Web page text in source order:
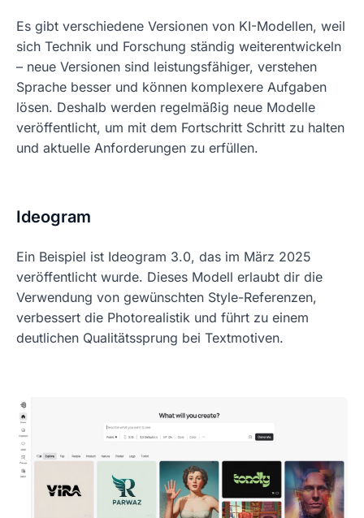
Es gibt verschiedene Versionen von KI-Modellen, weil
sich Technik und Forschung ständig weiterentwickeln
– neue Versionen sind leistungsfähiger, verstehen
Sprache besser und können komplexere Aufgaben
lösen. Deshalb werden regelmäßig neue Modelle
veröffentlicht, um mit dem Fortschritt Schritt zu halten
und aktuelle Anforderungen zu erfüllen.
Ideogram
Ein Beispiel ist Ideogram 3.0, das im März 2025
veröffentlicht wurde. Dieses Modell erlaubt dir die
Verwendung von gewünschten Style-Referenzen,
verbessert die Photorealistik und führt zu einem
deutlichen Qualitätssprung bei Textmotiven.